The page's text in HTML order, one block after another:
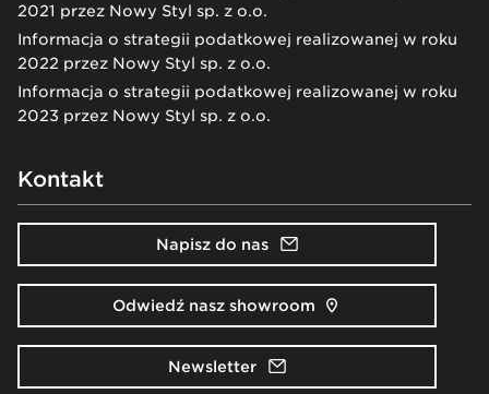
2021 przez Nowy Styl sp. z o.o.
Informacja o strategii podatkowej realizowanej w roku
2022 przez Nowy Styl sp. z o.o.
Informacja o strategii podatkowej realizowanej w roku
2023 przez Nowy Styl sp. z o.o.
Kontakt
Napisz do nas
Odwiedź nasz showroom
Newsletter